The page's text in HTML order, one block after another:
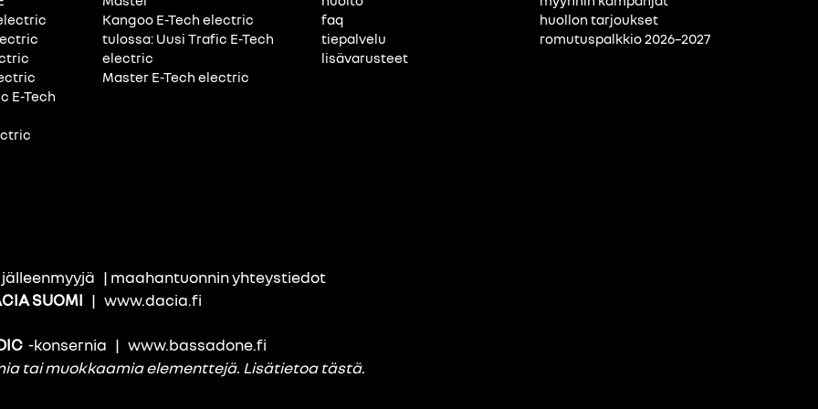
E-Tech
Kangoo E-Tech electric
tulossa: Uusi Trafic E-Tech
electric
Master E-Tech electric
faq
tiepalvelu
lisävarusteet
huollon tarjoukset
romutuspalkkio 2026–2027
| maahantuonnin yhteystiedot
SUOMI | www.dacia.fi
-konsernia | www.bassadone.fi
tai muokkaamia elementtejä. Lisätietoa tästä.